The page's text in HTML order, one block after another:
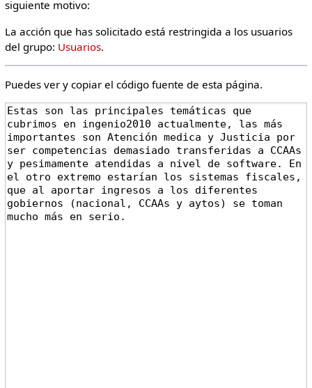
siguiente motivo:
La acción que has solicitado está restringida a los usuarios
del grupo: Usuarios.
Puedes ver y copiar el código fuente de esta página.